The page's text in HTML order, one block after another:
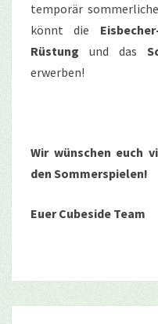
temporär
könnt die
Rüstung und das
erwerben!
Wir wünschen euch
den Sommerspielen!
Euer Cubeside Team